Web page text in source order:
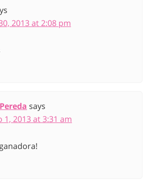
2013 at 2:08 pm
says
1, 2013 at 3:31 am